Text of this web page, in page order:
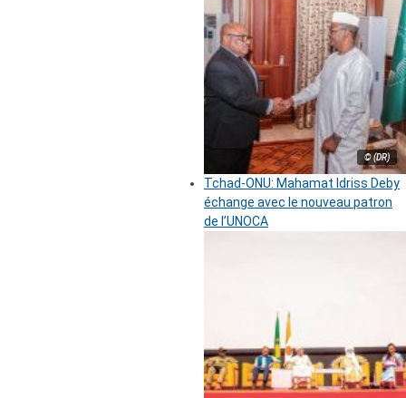
© (DR)
Tchad-ONU: Mahamat Idriss Deby
échange avec le nouveau patron
de l’UNOCA